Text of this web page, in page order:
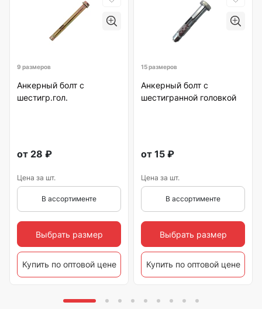
9 размеров
Анкерный болт с
шестигр.гол.
от 28 ₽
Цена за шт.
В ассортименте
Выбрать размер
Купить по оптовой цене
15 размеров
Анкерный болт с
шестигранной головкой
от 15 ₽
Цена за шт.
В ассортименте
Выбрать размер
Купить по оптовой цене